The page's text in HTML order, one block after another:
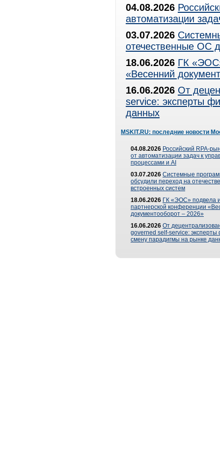
04.08.2026
автоматизации
03.07.2026
отечественные ОС
18.06.2026 ГК
«Весенний
16.06.2026 От
service: эксперты
данных
MSKIT.RU: последние новости
04.08.2026 Российский RPA-
от автоматизации задач к
процессами и AI
03.07.2026 Системные
обсудили переход на
встроенных систем
18.06.2026 ГК «ЭОС» подвела
партнерской конференции
документооборот – 2026»
16.06.2026 От
governed self-service: эксперты
смену парадигмы на рынке